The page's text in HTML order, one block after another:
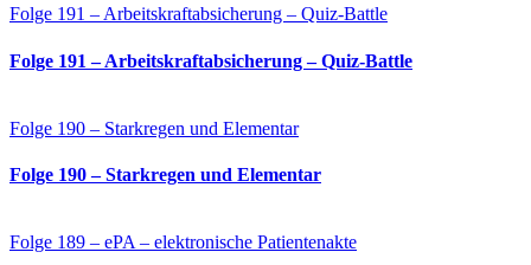
Folge 191 – Arbeitskraftabsicherung – Quiz-Battle
Folge 191 – Arbeitskraftabsicherung – Quiz-Battle
Folge 190 – Starkregen und Elementar
Folge 190 – Starkregen und Elementar
Folge 189 – ePA – elektronische Patientenakte